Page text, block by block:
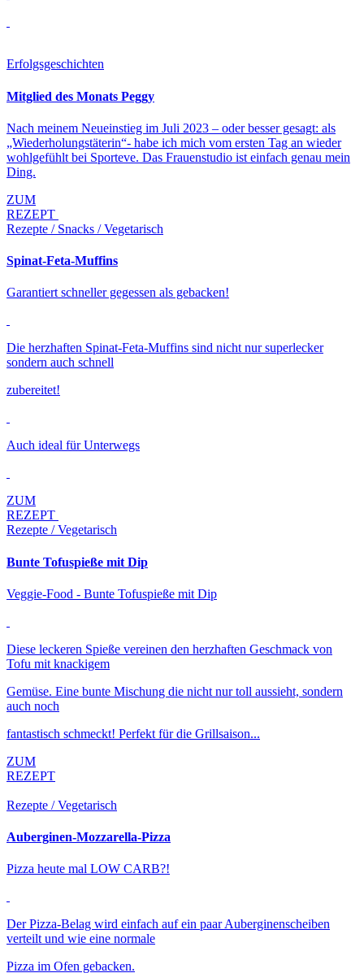
Erfolgsgeschichten
Mitglied des Monats Peggy
Nach meinem Neueinstieg im Juli 2023 – oder besser gesagt: als
„Wiederholungstäterin“- habe ich mich vom ersten Tag an wieder
wohlgefühlt bei Sporteve. Das Frauenstudio ist einfach genau mein
Ding.
ZUM
REZEPT
Rezepte / Snacks / Vegetarisch
Spinat-Feta-Muffins
Garantiert schneller gegessen als gebacken!
Die herzhaften Spinat-Feta-Muffins sind nicht nur superlecker
sondern auch schnell
zubereitet!
Auch ideal für Unterwegs
ZUM
REZEPT
Rezepte / Vegetarisch
Bunte Tofuspieße mit Dip
Veggie-Food - Bunte Tofuspieße mit Dip
Diese leckeren Spieße vereinen den herzhaften Geschmack von
Tofu mit knackigem
Gemüse. Eine bunte Mischung die nicht nur toll aussieht, sondern
auch noch
fantastisch schmeckt! Perfekt für die Grillsaison...
ZUM
REZEPT
Rezepte / Vegetarisch
Auberginen-Mozzarella-Pizza
Pizza heute mal LOW CARB?!
Der Pizza-Belag wird einfach auf ein paar Auberginenscheiben
verteilt und wie eine normale
Pizza im Ofen gebacken.